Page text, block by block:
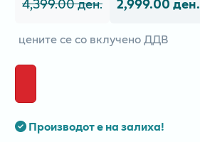
цените се со вклучено ДДВ
Производот е на залиха!